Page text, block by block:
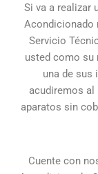
Si va a realizar
Acondicionado
Servicio
usted como su
una de sus
acudiremos
aparatos sin
Cuente con